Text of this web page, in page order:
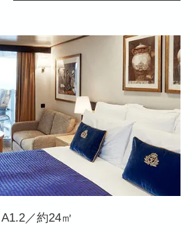
A1.2／約24㎡